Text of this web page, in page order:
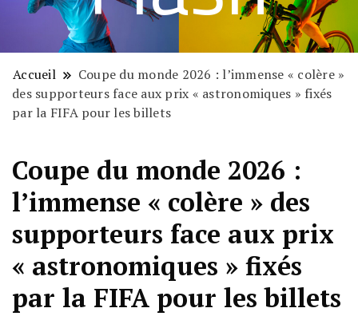
Accueil
Coupe du monde 2026 : l’immense « colère »
des supporteurs face aux prix « astronomiques » fixés
par la FIFA pour les billets
Coupe du monde 2026 :
l’immense « colère » des
supporteurs face aux prix
« astronomiques » fixés
par la FIFA pour les billets